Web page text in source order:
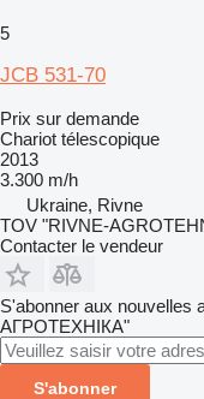
5
JCB 531-70
Prix sur demande
Chariot télescopique
2013
3.300 m/h
Ukraine, Rivne
TOV "RIVNE-
Contacter le vendeur
S'abonner aux
АГРОТЕХНІКА"
S'abonner